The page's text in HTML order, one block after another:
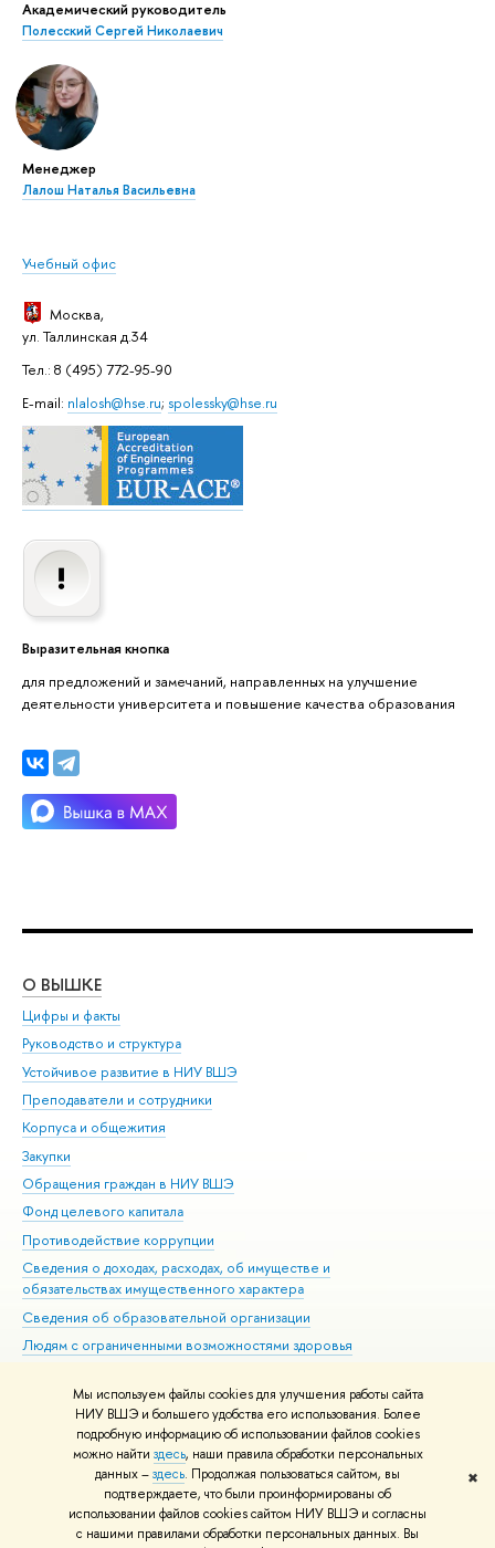
Мы используем файлы cookies для улучшения работы сайта
НИУ ВШЭ и большего удобства его использования. Более
подробную информацию об использовании файлов cookies
можно найти здесь, наши правила обработки персональных
данных –здесь. Продолжая пользоваться сайтом, вы
подтверждаете, что были проинформированы об
использовании файлов cookies сайтом НИУ ВШЭ и согласны
с нашими правилами обработки персональных данных. Вы
✖
Академический руководитель
Полесский Сергей Николаевич
Менеджер
Лалош Наталья Васильевна
Учебный офис
Москва,
ул. Таллинская д.34
Тел.: 8 (495) 772-95-90
E-mail: nlalosh@hse.ru; spolessky@hse.ru
Выразительная кнопка
для предложений и замечаний, направленных на улучшение
деятельности университета и повышение качества образования
О ВЫШКЕ
Цифры и факты
Руководство и структура
Устойчивое развитие в НИУ ВШЭ
Преподаватели и сотрудники
Корпуса и общежития
Закупки
Обращения граждан в НИУ ВШЭ
Фонд целевого капитала
Противодействие коррупции
Сведения о доходах, расходах, об имуществе и
обязательствах имущественного характера
Сведения об образовательной организации
Людям с ограниченными возможностями здоровья
Работа в Вышке
© НИУ ВШЭ 1993–2026 Адреса и контакты Условия использования
материалов Политика конфиденциальности Карта сайта